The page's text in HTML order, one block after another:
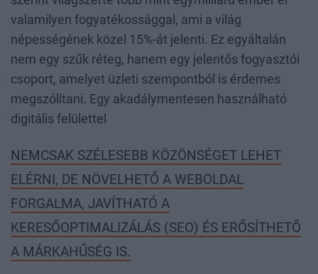
valamilyen fogyatékossággal, ami a világ
népességének közel 15%-át jelenti. Ez egyáltalán
nem egy szűk réteg, hanem egy jelentős fogyasztói
csoport, amelyet üzleti szempontból is érdemes
megszólítani. Egy akadálymentesen használható
digitális felülettel
NEMCSAK SZÉLESEBB KÖZÖNSÉGET LEHET
ELÉRNI, DE NÖVELHETŐ A WEBOLDAL
FORGALMA, JAVÍTHATÓ A
KERESŐOPTIMALIZÁLÁS (SEO) ÉS ERŐSÍTHETŐ
A MÁRKAHŰSÉG IS.